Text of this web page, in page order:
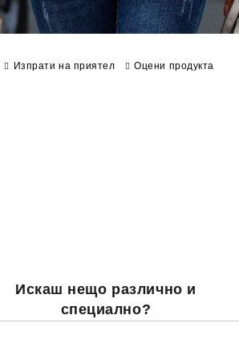
Изпрати на приятел Оцени продукта
Искаш нещо различно и
специално?